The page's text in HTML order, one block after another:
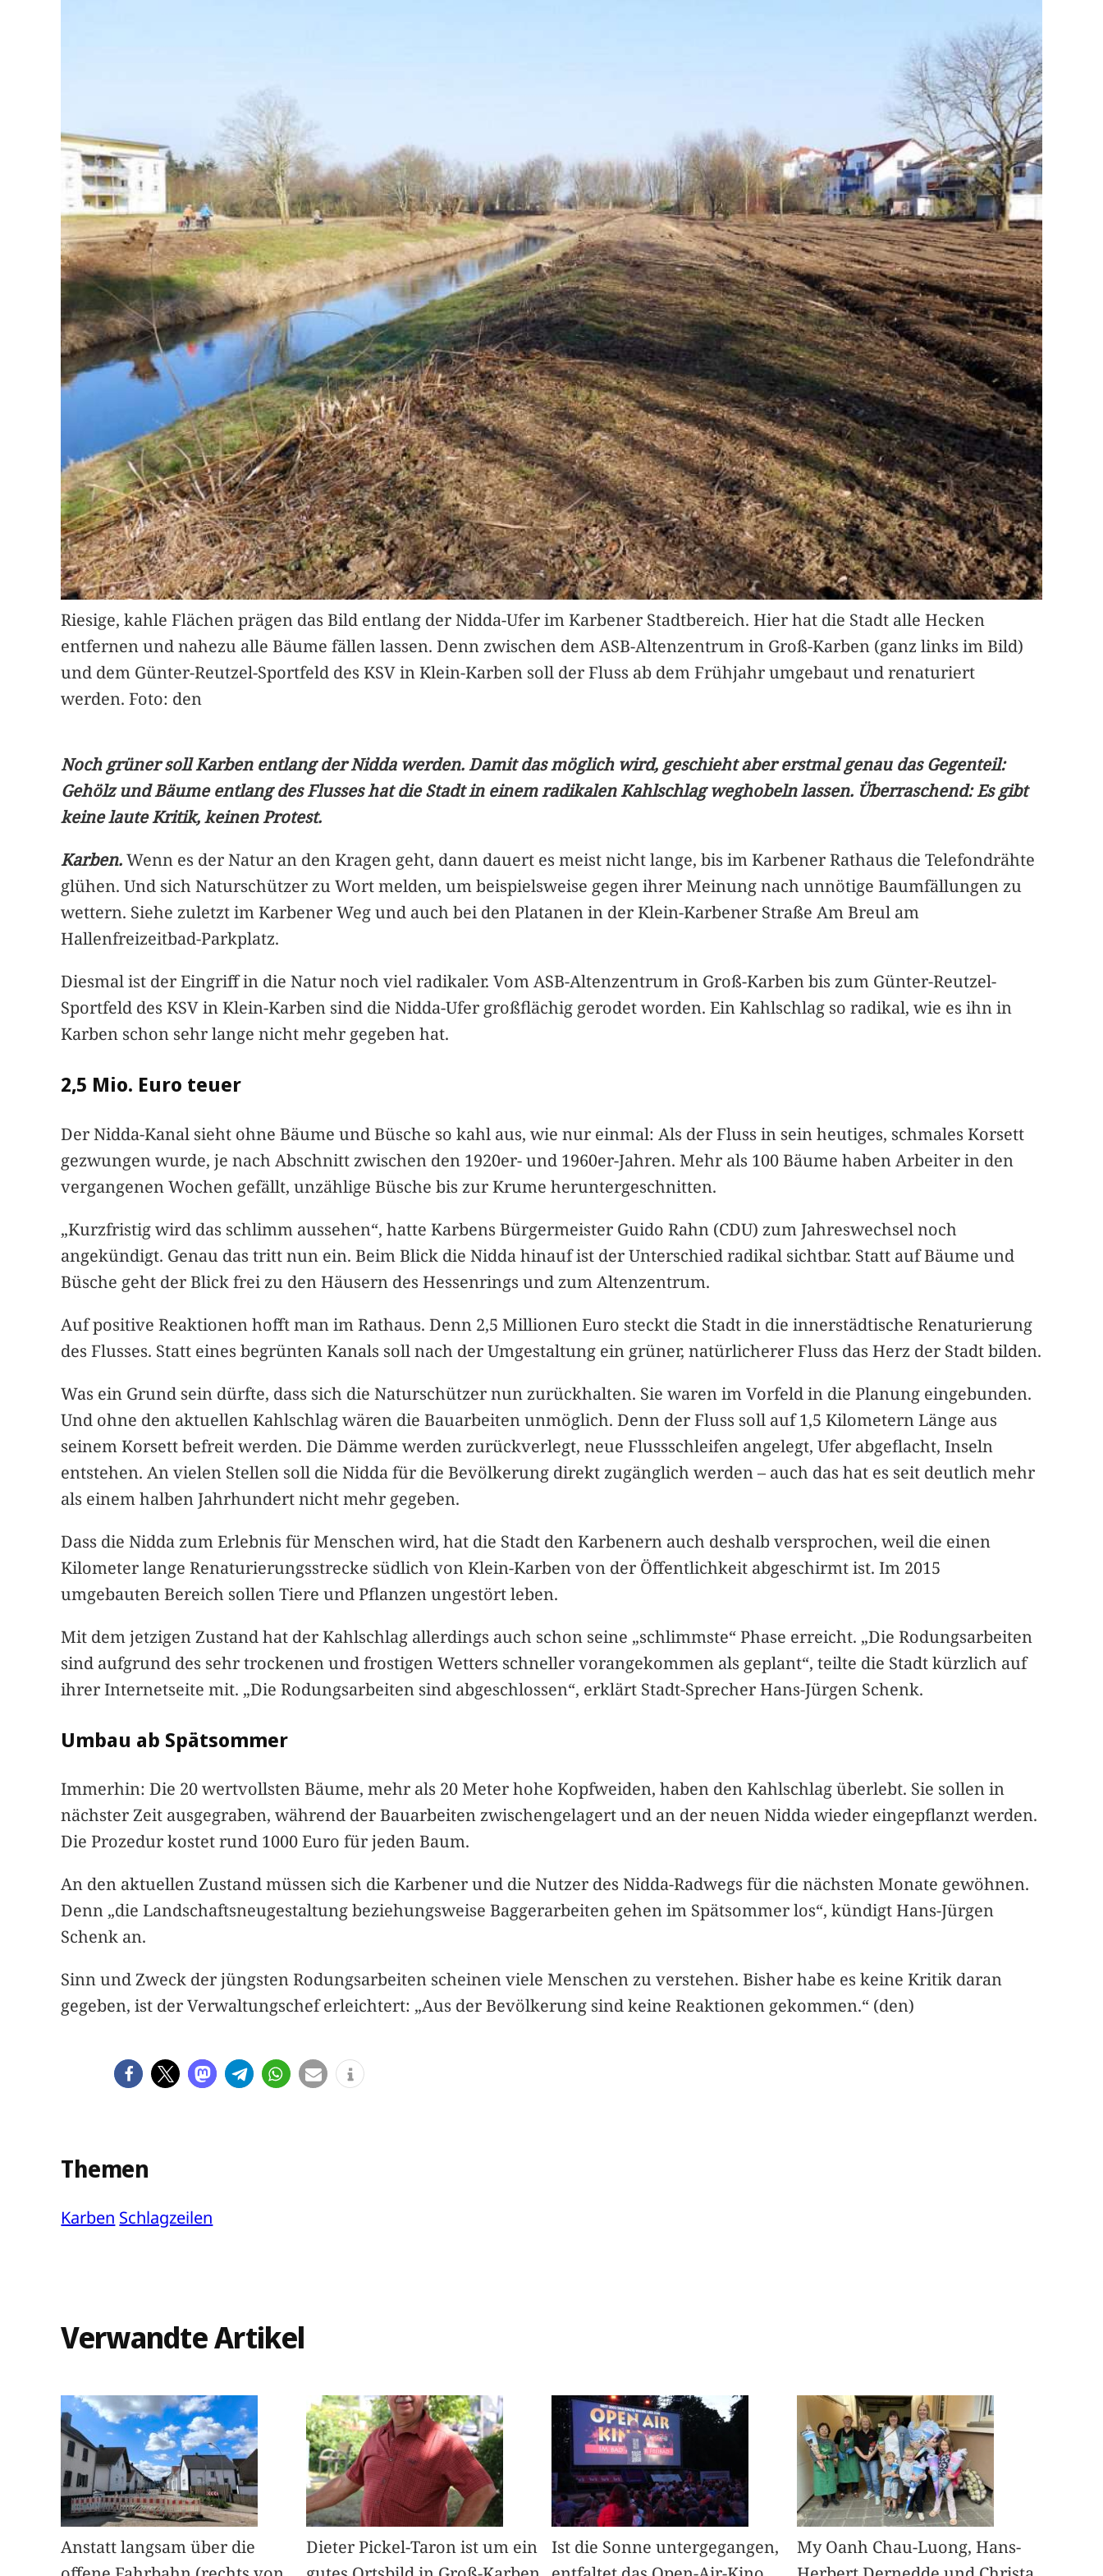
Riesige, kahle Flächen prägen das Bild entlang der Nidda-Ufer im Karbener Stadtbereich. Hier hat die Stadt alle Hecken
entfernen und nahezu alle Bäume fällen lassen. Denn zwischen dem ASB-Altenzentrum in Groß-Karben (ganz links im Bild)
und dem Günter-Reutzel-Sportfeld des KSV in Klein-Karben soll der Fluss ab dem Frühjahr umgebaut und renaturiert
werden. Foto: den
Noch grüner soll Karben entlang der Nidda werden. Damit das möglich wird, geschieht aber erstmal genau das Gegenteil:
Gehölz und Bäume entlang des Flusses hat die Stadt in einem radikalen Kahlschlag weghobeln lassen. Überraschend: Es gibt
keine laute Kritik, keinen Protest.
Karben.Wenn es der Natur an den Kragen geht, dann dauert es meist nicht lange, bis im Karbener Rathaus die Telefondrähte
glühen. Und sich Naturschützer zu Wort melden, um beispielsweise gegen ihrer Meinung nach unnötige Baumfällungen zu
wettern. Siehe zuletzt im Karbener Weg und auch bei den Platanen in der Klein-Karbener Straße Am Breul am
Hallenfreizeitbad-Parkplatz.
Diesmal ist der Eingriff in die Natur noch viel radikaler. Vom ASB-Altenzentrum in Groß-Karben bis zum Günter-Reutzel-
Sportfeld des KSV in Klein-Karben sind die Nidda-Ufer großflächig gerodet worden. Ein Kahlschlag so radikal, wie es ihn in
Karben schon sehr lange nicht mehr gegeben hat.
2,5 Mio. Euro teuer
Der Nidda-Kanal sieht ohne Bäume und Büsche so kahl aus, wie nur einmal: Als der Fluss in sein heutiges, schmales Korsett
gezwungen wurde, je nach Abschnitt zwischen den 1920er- und 1960er-Jahren. Mehr als 100 Bäume haben Arbeiter in den
vergangenen Wochen gefällt, unzählige Büsche bis zur Krume heruntergeschnitten.
„Kurzfristig wird das schlimm aussehen“, hatte Karbens Bürgermeister Guido Rahn (CDU) zum Jahreswechsel noch
angekündigt. Genau das tritt nun ein. Beim Blick die Nidda hinauf ist der Unterschied radikal sichtbar. Statt auf Bäume und
Büsche geht der Blick frei zu den Häusern des Hessenrings und zum Altenzentrum.
Auf positive Reaktionen hofft man im Rathaus. Denn 2,5 Millionen Euro steckt die Stadt in die innerstädtische Renaturierung
des Flusses. Statt eines begrünten Kanals soll nach der Umgestaltung ein grüner, natürlicherer Fluss das Herz der Stadt bilden.
Was ein Grund sein dürfte, dass sich die Naturschützer nun zurückhalten. Sie waren im Vorfeld in die Planung eingebunden.
Und ohne den aktuellen Kahlschlag wären die Bauarbeiten unmöglich. Denn der Fluss soll auf 1,5 Kilometern Länge aus
seinem Korsett befreit werden. Die Dämme werden zurückverlegt, neue Flussschleifen angelegt, Ufer abgeflacht, Inseln
entstehen. An vielen Stellen soll die Nidda für die Bevölkerung direkt zugänglich werden – auch das hat es seit deutlich mehr
als einem halben Jahrhundert nicht mehr gegeben.
Dass die Nidda zum Erlebnis für Menschen wird, hat die Stadt den Karbenern auch deshalb versprochen, weil die einen
Kilometer lange Renaturierungsstrecke südlich von Klein-Karben von der Öffentlichkeit abgeschirmt ist. Im 2015
umgebauten Bereich sollen Tiere und Pflanzen ungestört leben.
Mit dem jetzigen Zustand hat der Kahlschlag allerdings auch schon seine „schlimmste“ Phase erreicht. „Die Rodungsarbeiten
sind aufgrund des sehr trockenen und frostigen Wetters schneller vorangekommen als geplant“, teilte die Stadt kürzlich auf
ihrer Internetseite mit. „Die Rodungsarbeiten sind abgeschlossen“, erklärt Stadt-Sprecher Hans-Jürgen Schenk.
Umbau ab Spätsommer
Immerhin: Die 20 wertvollsten Bäume, mehr als 20 Meter hohe Kopfweiden, haben den Kahlschlag überlebt. Sie sollen in
nächster Zeit ausgegraben, während der Bauarbeiten zwischengelagert und an der neuen Nidda wieder eingepflanzt werden.
Die Prozedur kostet rund 1000 Euro für jeden Baum.
An den aktuellen Zustand müssen sich die Karbener und die Nutzer des Nidda-Radwegs für die nächsten Monate gewöhnen.
Denn „die Landschaftsneugestaltung beziehungsweise Baggerarbeiten gehen im Spätsommer los“, kündigt Hans-Jürgen
Schenk an.
Sinn und Zweck der jüngsten Rodungsarbeiten scheinen viele Menschen zu verstehen. Bisher habe es keine Kritik daran
gegeben, ist der Verwaltungschef erleichtert: „Aus der Bevölkerung sind keine Reaktionen gekommen.“ (den)
Themen
Karben Schlagzeilen
Verwandte Artikel
Anstatt langsam über die
Dieter Pickel-Taron ist um ein
Ist die Sonne untergegangen,
My Oanh Chau-Luong, Hans-